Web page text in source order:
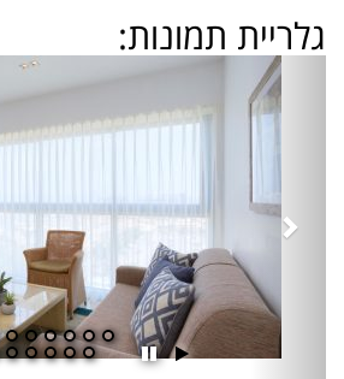
גלריית תמונות:
השהההפעל
Next